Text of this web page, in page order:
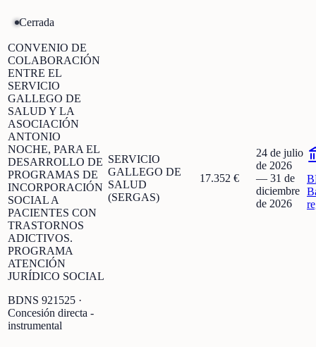
Cerrada
CONVENIO DE
COLABORACIÓN
ENTRE EL
SERVICIO
GALLEGO DE
SALUD Y LA
ASOCIACIÓN
ANTONIO
NOCHE, PARA EL
DESARROLLO DE
PROGRAMAS DE
INCORPORACIÓN
SOCIAL A
PACIENTES CON
TRASTORNOS
ADICTIVOS.
PROGRAMA
ATENCIÓN
JURÍDICO SOCIAL
BDNS 921525 ·
Concesión directa -
instrumental
SERVICIO
GALLEGO DE
SALUD
(SERGAS)
17.352 €
24 de julio
de 2026
— 31 de
diciembre
de 2026